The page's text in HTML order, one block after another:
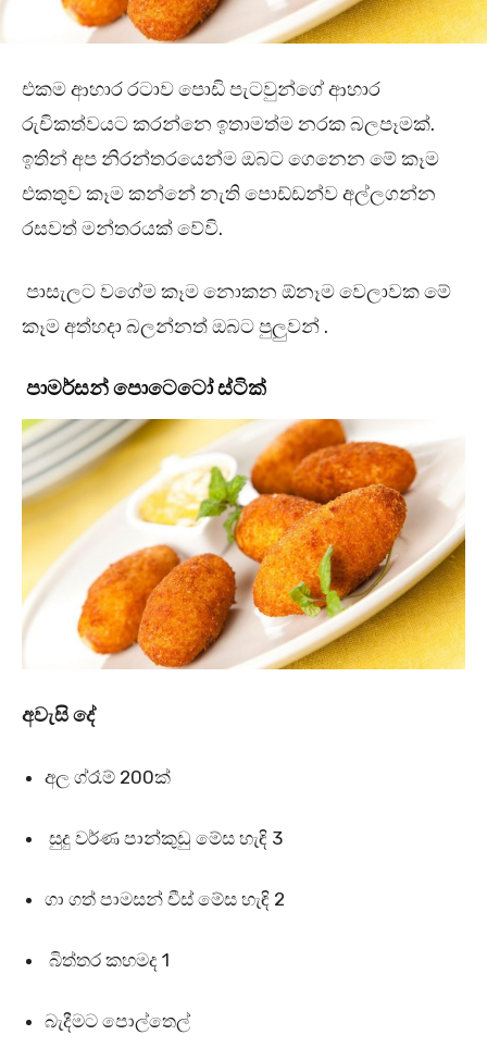
එකම ආහාර රටාව පොඩි පැටවුන්ගේ ආහාර
රුචිකත්වයට කරන්නෙ ඉතාමත්ම නරක බලපෑමක්.
ඉතින් අප නිරන්තරයෙන්ම ඔබට ගෙනෙන මේ කෑම
එකතුව කෑම කන්නේ නැති පොඩ්ඩන්ව අල්ලගන්න
රසවත් මන්තරයක් වේවි.
පාසැලට වගේම කෑම නොකන ඕනෑම වෙලාවක මේ
කෑම අත්හදා බලන්නත් ඔබට පුලුවන් .
පාමර්සන් පොටෙටෝ ස්ටික්
අවැසි දේ
අල ග්රෑම් 200ක්
සුදු වර්ණ පාන්කුඩු මේස හැඳි 3
ගා ගත් පාමසන් චීස් මේස හැඳි 2
බිත්තර කහමද 1
බැදීමට පොල්තෙල්